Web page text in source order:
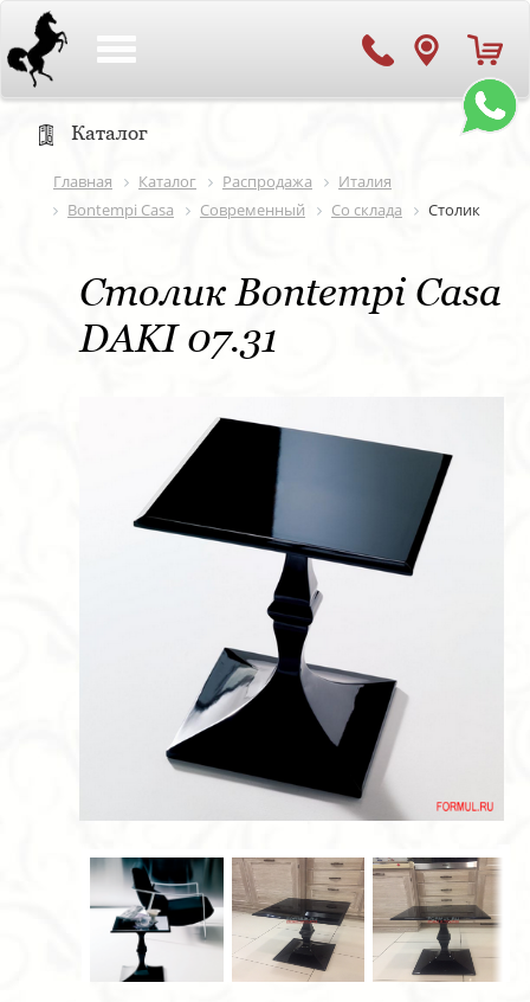
Каталог
Главная Каталог Распродажа
Италия
Bontempi Casa
Современный Со склада Столик
Столик Bontempi Casa
DAKI 07.31